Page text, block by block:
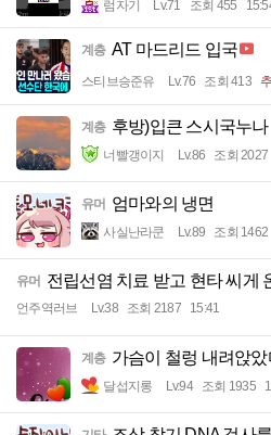
럼자기 Lv.71 조회 455
계층 AT 마드리드 입국
스티브승준유 Lv.76 조회 413
계층 후방)입큰 스시국누나
너빨갱이지 Lv.86 조회 2027
유머 엄마와의 냉면
사실난라쿤 Lv.89 조회 1462
유머 전립선염 치료 받고 현타 씨게
언주역러브 Lv.38 조회 2187 15:41
계층 가슴이 철렁 내려앉았
달섭지롱 Lv.94 조회 1935